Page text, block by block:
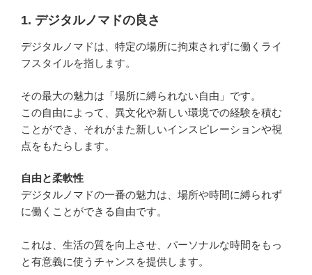
1. デジタルノマドの良さ
デジタルノマドは、特定の場所に拘束されずに働くライ
フスタイルを指します。
その最大の魅力は「場所に縛られない自由」です。
この自由によって、異文化や新しい環境での経験を積む
ことができ、それがまた新しいインスピレーションや視
点をもたらします。
自由と柔軟性
デジタルノマドの一番の魅力は、場所や時間に縛られず
に働くことができる自由です。
これは、生活の質を向上させ、パーソナルな時間をもっ
と有意義に使うチャンスを提供します。